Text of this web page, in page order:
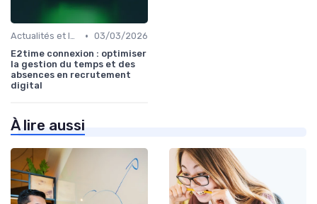
Actualités et Innovations en Recrutement • 03/03/2026
E2time connexion : optimiser
la gestion du temps et des
absences en recrutement
digital
À lire aussi